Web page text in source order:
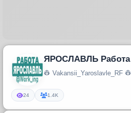
ЯРОСЛАВЛЬ Работа
👷 Vakansii_Yaroslavle_RF 👷
24 1.4K